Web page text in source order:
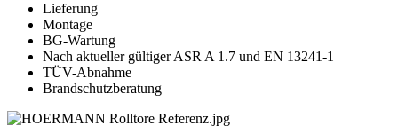
Lieferung
Montage
BG-Wartung
Nach aktueller gültiger ASR A 1.7 und EN 13241-1
TÜV-Abnahme
Brandschutzberatung